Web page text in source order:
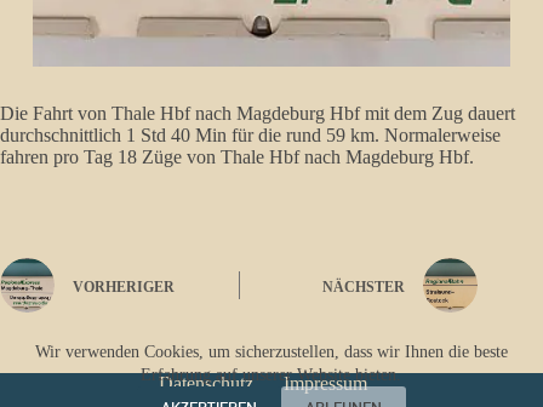
Wir verwenden Cookies, um sicherzustellen, dass wir Ihnen die beste
Erfahrung auf unserer Website bieten.
Die Fahrt von Thale Hbf nach Magdeburg Hbf mit dem Zug dauert
durchschnittlich 1 Std 40 Min für die rund 59 km. Normalerweise
fahren pro Tag 18 Züge von Thale Hbf nach Magdeburg Hbf.
VORHERIGER NÄCHSTER
Datenschutz Impressum